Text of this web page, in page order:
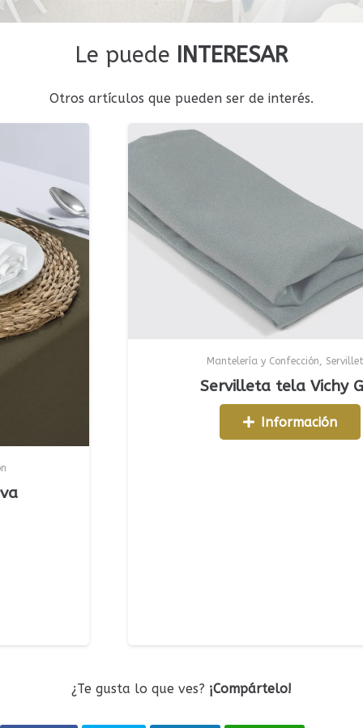
Le puede INTERESAR
Otros artículos que pueden ser de interés.
Mantelería y Confección,Servilletas
Servilleta tela Vichy Gris
Información
¿Te gusta lo que ves? ¡Compártelo!